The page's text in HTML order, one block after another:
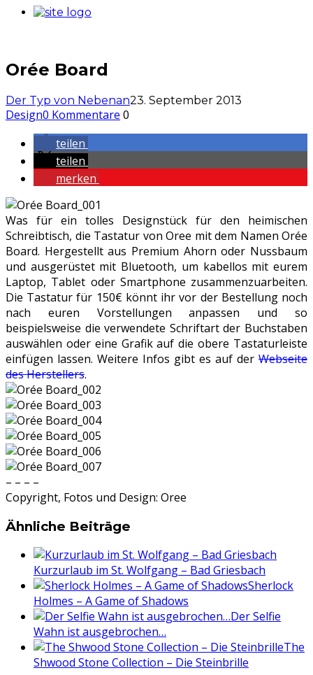
Orée Board
Der Typ von Nebenan23. September 2013
Design0 Kommentare 0
teilen
teilen
merken
Was für ein tolles Designstück für den heimischen
Schreibtisch, die Tastatur von Oree mit dem Namen Orée
Board. Hergestellt aus Premium Ahorn oder Nussbaum
und ausgerüstet mit Bluetooth, um kabellos mit eurem
Laptop, Tablet oder Smartphone zusammenzuarbeiten.
Die Tastatur für 150€ könnt ihr vor der Bestellung noch
nach euren Vorstellungen anpassen und so
beispielsweise die verwendete Schriftart der Buchstaben
auswählen oder eine Grafik auf die obere Tastaturleiste
einfügen lassen. Weitere Infos gibt es auf der Webseite
des Herstellers.
– – – –
Copyright, Fotos und Design: Oree
Ähnliche Beiträge
Kurzurlaub im St. Wolfgang – Bad Griesbach
Sherlock
Holmes – A Game of Shadows
Der Selfie
Wahn ist ausgebrochen…
The
Shwood Stone Collection – Die Steinbrille